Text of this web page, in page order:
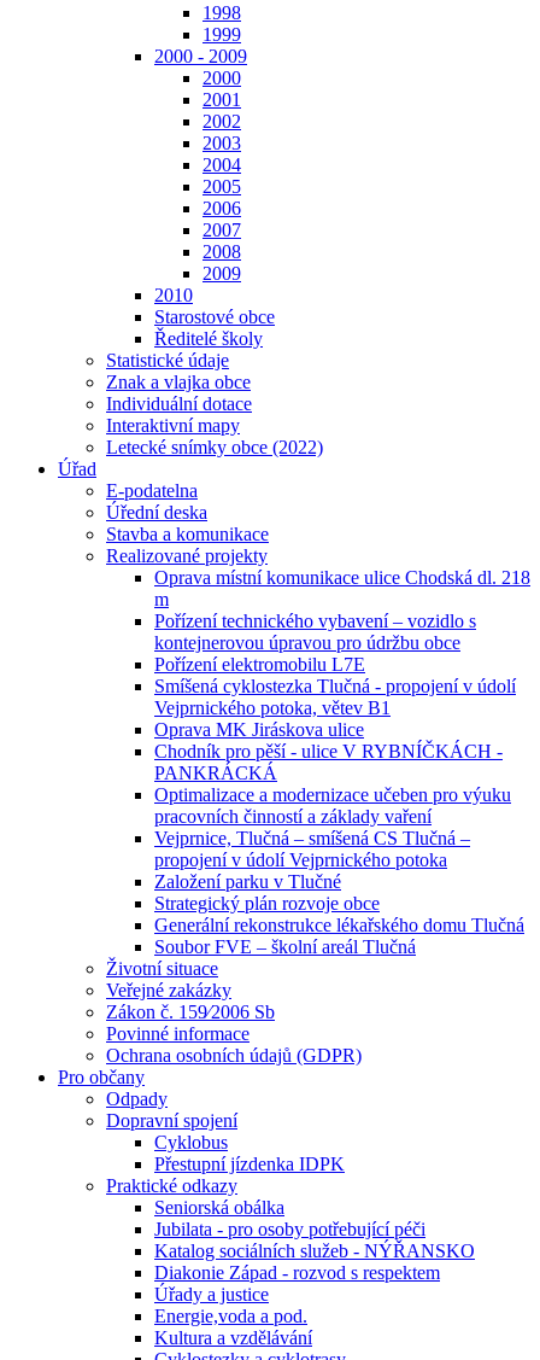
1998
1999
2000 - 2009
2000
2001
2002
2003
2004
2005
2006
2007
2008
2009
2010
Starostové obce
Ředitelé školy
Statistické údaje
Znak a vlajka obce
Individuální dotace
Interaktivní mapy
Letecké snímky obce (2022)
Úřad
E-podatelna
Úřední deska
Stavba a komunikace
Realizované projekty
Oprava místní komunikace ulice Chodská dl. 218
m
Pořízení technického vybavení – vozidlo s
kontejnerovou úpravou pro údržbu obce
Pořízení elektromobilu L7E
Smíšená cyklostezka Tlučná - propojení v údolí
Vejprnického potoka, větev B1
Oprava MK Jiráskova ulice
Chodník pro pěší - ulice V RYBNÍČKÁCH -
PANKRÁCKÁ
Optimalizace a modernizace učeben pro výuku
pracovních činností a základy vaření
Vejprnice, Tlučná – smíšená CS Tlučná –
propojení v údolí Vejprnického potoka
Založení parku v Tlučné
Strategický plán rozvoje obce
Generální rekonstrukce lékařského domu Tlučná
Soubor FVE – školní areál Tlučná
Životní situace
Veřejné zakázky
Zákon č. 159⁄2006 Sb
Povinné informace
Ochrana osobních údajů (GDPR)
Pro občany
Odpady
Dopravní spojení
Cyklobus
Přestupní jízdenka IDPK
Praktické odkazy
Seniorská obálka
Jubilata - pro osoby potřebující péči
Katalog sociálních služeb - NÝŘANSKO
Diakonie Západ - rozvod s respektem
Úřady a justice
Energie,voda a pod.
Kultura a vzdělávání